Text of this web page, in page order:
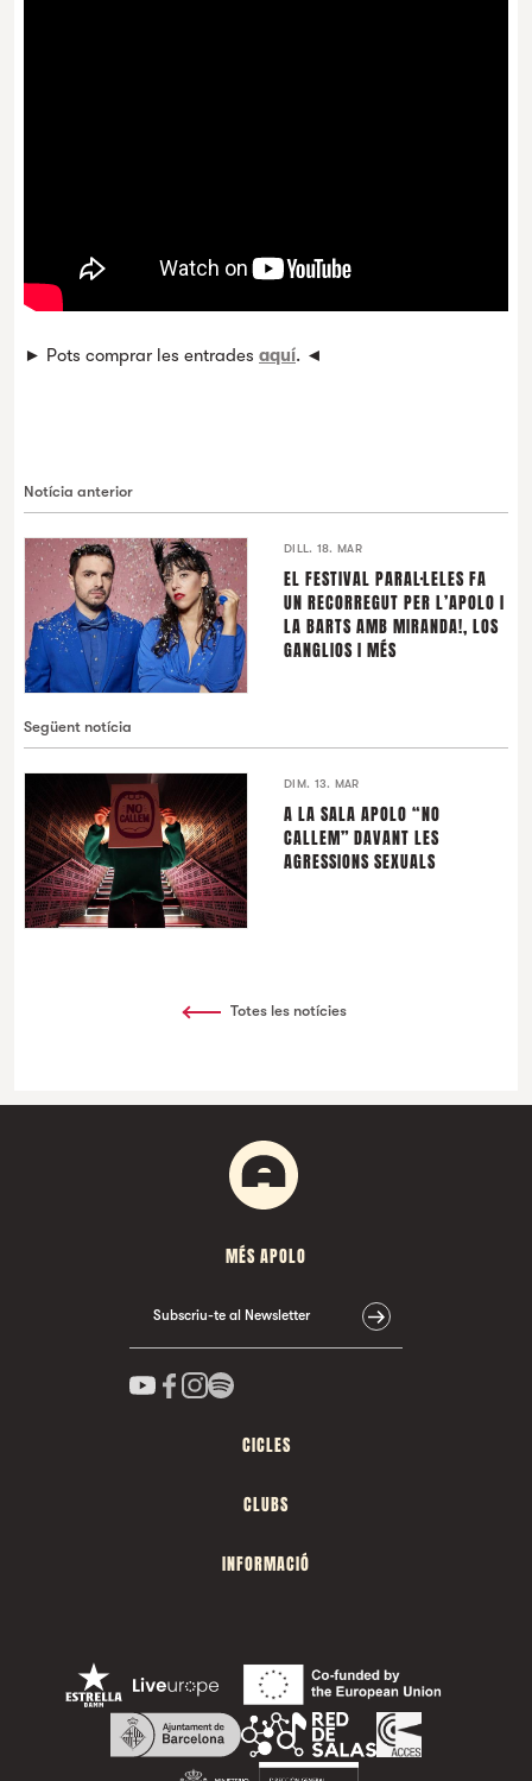
► Pots comprar les entrades aquí. ◄
Notícia anterior
DILL. 18. MAR
EL FESTIVAL PARAL·LELES FA
UN RECORREGUT PER L’APOLO I
LA BARTS AMB MIRANDA!, LOS
GANGLIOS I MÉS
Següent notícia
DIM. 13. MAR
A LA SALA APOLO “NO
CALLEM” DAVANT LES
AGRESSIONS SEXUALS
Totes les notícies
MÉS APOLO
Subscriu-te al Newsletter
CICLES
CLUBS
INFORMACIÓ